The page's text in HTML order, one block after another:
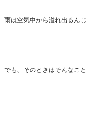
雨は空気中から溢れ出るん
でも、そのときはそんなこ